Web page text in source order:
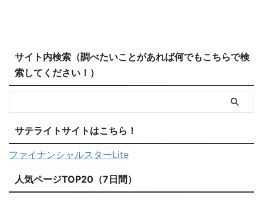
サイト内検索（調べたいことがあれば何でもこちらで検
索してください！）
サテライトサイトはこちら！
ファイナンシャルスターLite
人気ページTOP20（7日間）